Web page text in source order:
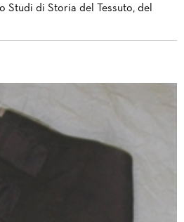
Studi di Storia del Tessuto, del